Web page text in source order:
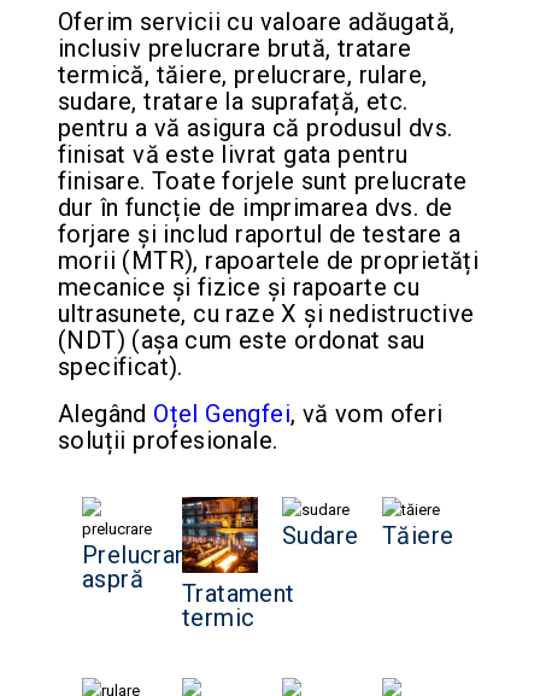
Oferim servicii cu valoare adăugată,
inclusiv prelucrare brută, tratare
termică, tăiere, prelucrare, rulare,
sudare, tratare la suprafață, etc.
pentru a vă asigura că produsul dvs.
finisat vă este livrat gata pentru
finisare. Toate forjele sunt prelucrate
dur în funcție de imprimarea dvs. de
forjare și includ raportul de testare a
morii (MTR), rapoartele de proprietăți
mecanice și fizice și rapoarte cu
ultrasunete, cu raze X și nedistructive
(NDT) (așa cum este ordonat sau
specificat).
Alegând Oțel Gengfei, vă vom oferi
soluții profesionale.
Prelucrare
aspră
Tratament
termic
Sudare Tăiere